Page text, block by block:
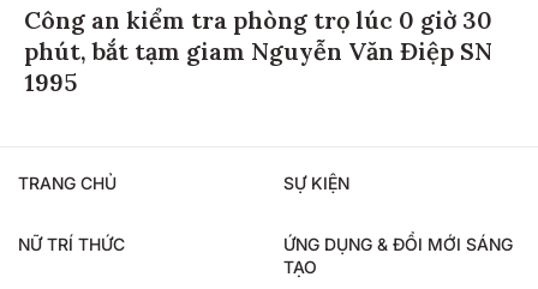
Công an kiểm tra phòng trọ lúc 0 giờ 30
phút, bắt tạm giam Nguyễn Văn Điệp SN
1995
TRANG CHỦ SỰ KIỆN
NỮ TRÍ THỨC
ỨNG DỤNG & ĐỔI MỚI SÁNG
TẠO